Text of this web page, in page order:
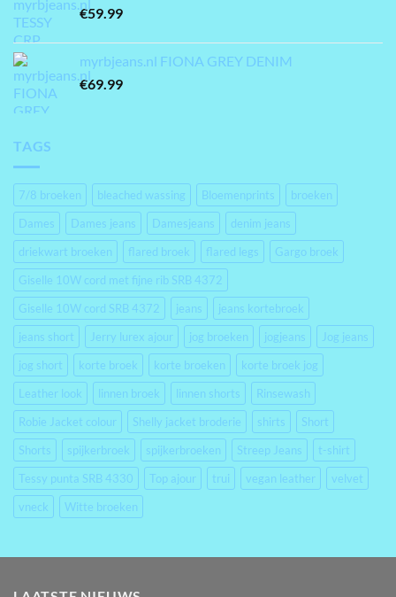
€59.99
myrbjeans.nl FIONA GREY DENIM
€69.99
TAGS
7/8 broeken bleached wassing Bloemenprints
broeken
Dames
Dames jeans Damesjeans
denim jeans
driekwart broeken
flared broek flared legs
Gargo broek
Giselle 10W cord met fijne rib SRB 4372
Giselle 10W cord SRB 4372
jeans
jeans kortebroek
jeans short
Jerry lurex ajour jog broeken jogjeans
Jog jeans
jog short
korte broek korte broeken
korte broek jog
Leather look
linnen broek linnen shorts
Rinsewash
Robie Jacket colour
Shelly jacket broderie shirts
Short
Shorts
spijkerbroek spijkerbroeken Streep Jeans
t-shirt
Tessy punta SRB 4330
Top ajour trui vegan leather
velvet
vneck
Witte broeken